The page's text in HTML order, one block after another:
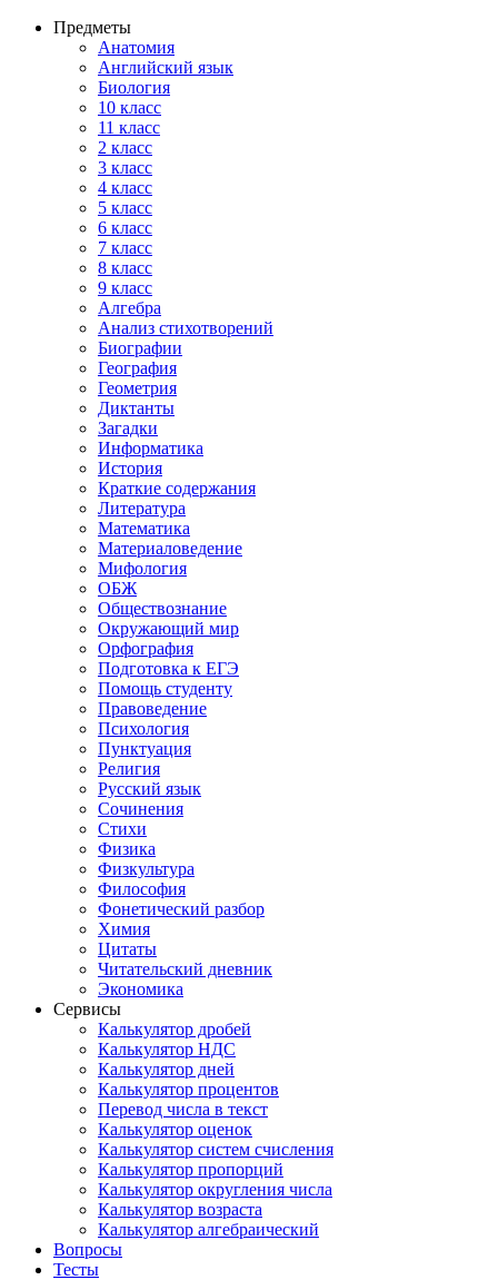
Предметы
Анатомия
Английский язык
Биология
10 класс
11 класс
2 класс
3 класс
4 класс
5 класс
6 класс
7 класс
8 класс
9 класс
Алгебра
Анализ стихотворений
Биографии
География
Геометрия
Диктанты
Загадки
Информатика
История
Краткие содержания
Литература
Математика
Материаловедение
Мифология
ОБЖ
Обществознание
Окружающий мир
Орфография
Подготовка к ЕГЭ
Помощь студенту
Правоведение
Психология
Пунктуация
Религия
Русский язык
Сочинения
Стихи
Физика
Физкультура
Философия
Фонетический разбор
Химия
Цитаты
Читательский дневник
Экономика
Сервисы
Калькулятор дробей
Калькулятор НДС
Калькулятор дней
Калькулятор процентов
Перевод числа в текст
Калькулятор оценок
Калькулятор систем счисления
Калькулятор пропорций
Калькулятор округления числа
Калькулятор возраста
Калькулятор алгебраический
Вопросы
Тесты